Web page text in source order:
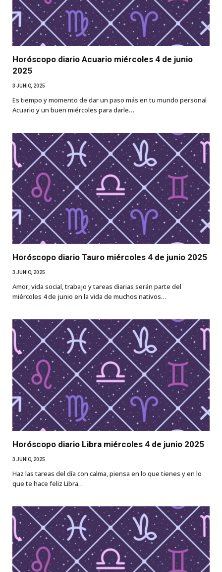
Horóscopo diario Acuario miércoles 4 de junio
2025
3 JUNIO, 2025
Es tiempo y momento de dar un paso más en tu mundo personal
Acuario y un buen miércoles para darle…
Horóscopo diario Tauro miércoles 4 de junio 2025
3 JUNIO, 2025
Amor, vida social, trabajo y tareas diarias serán parte del
miércoles 4 de junio en la vida de muchos nativos…
Horóscopo diario Libra miércoles 4 de junio 2025
3 JUNIO, 2025
Haz las tareas del día con calma, piensa en lo que tienes y en lo
que te hace feliz Libra…